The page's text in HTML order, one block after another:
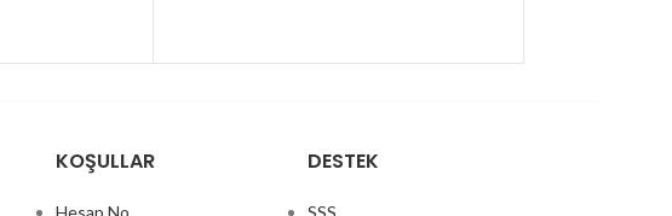
KOŞULLAR DESTEK